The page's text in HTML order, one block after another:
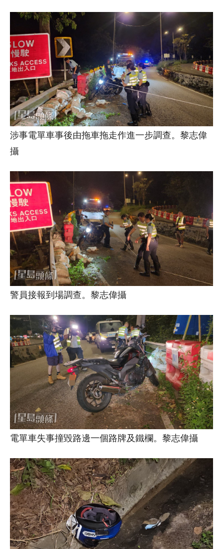
涉事電單車事後由拖車拖走作進一步調查。黎志偉
攝
警員接報到場調查。黎志偉攝
電單車失事撞毀路邊一個路牌及鐵欄。黎志偉攝